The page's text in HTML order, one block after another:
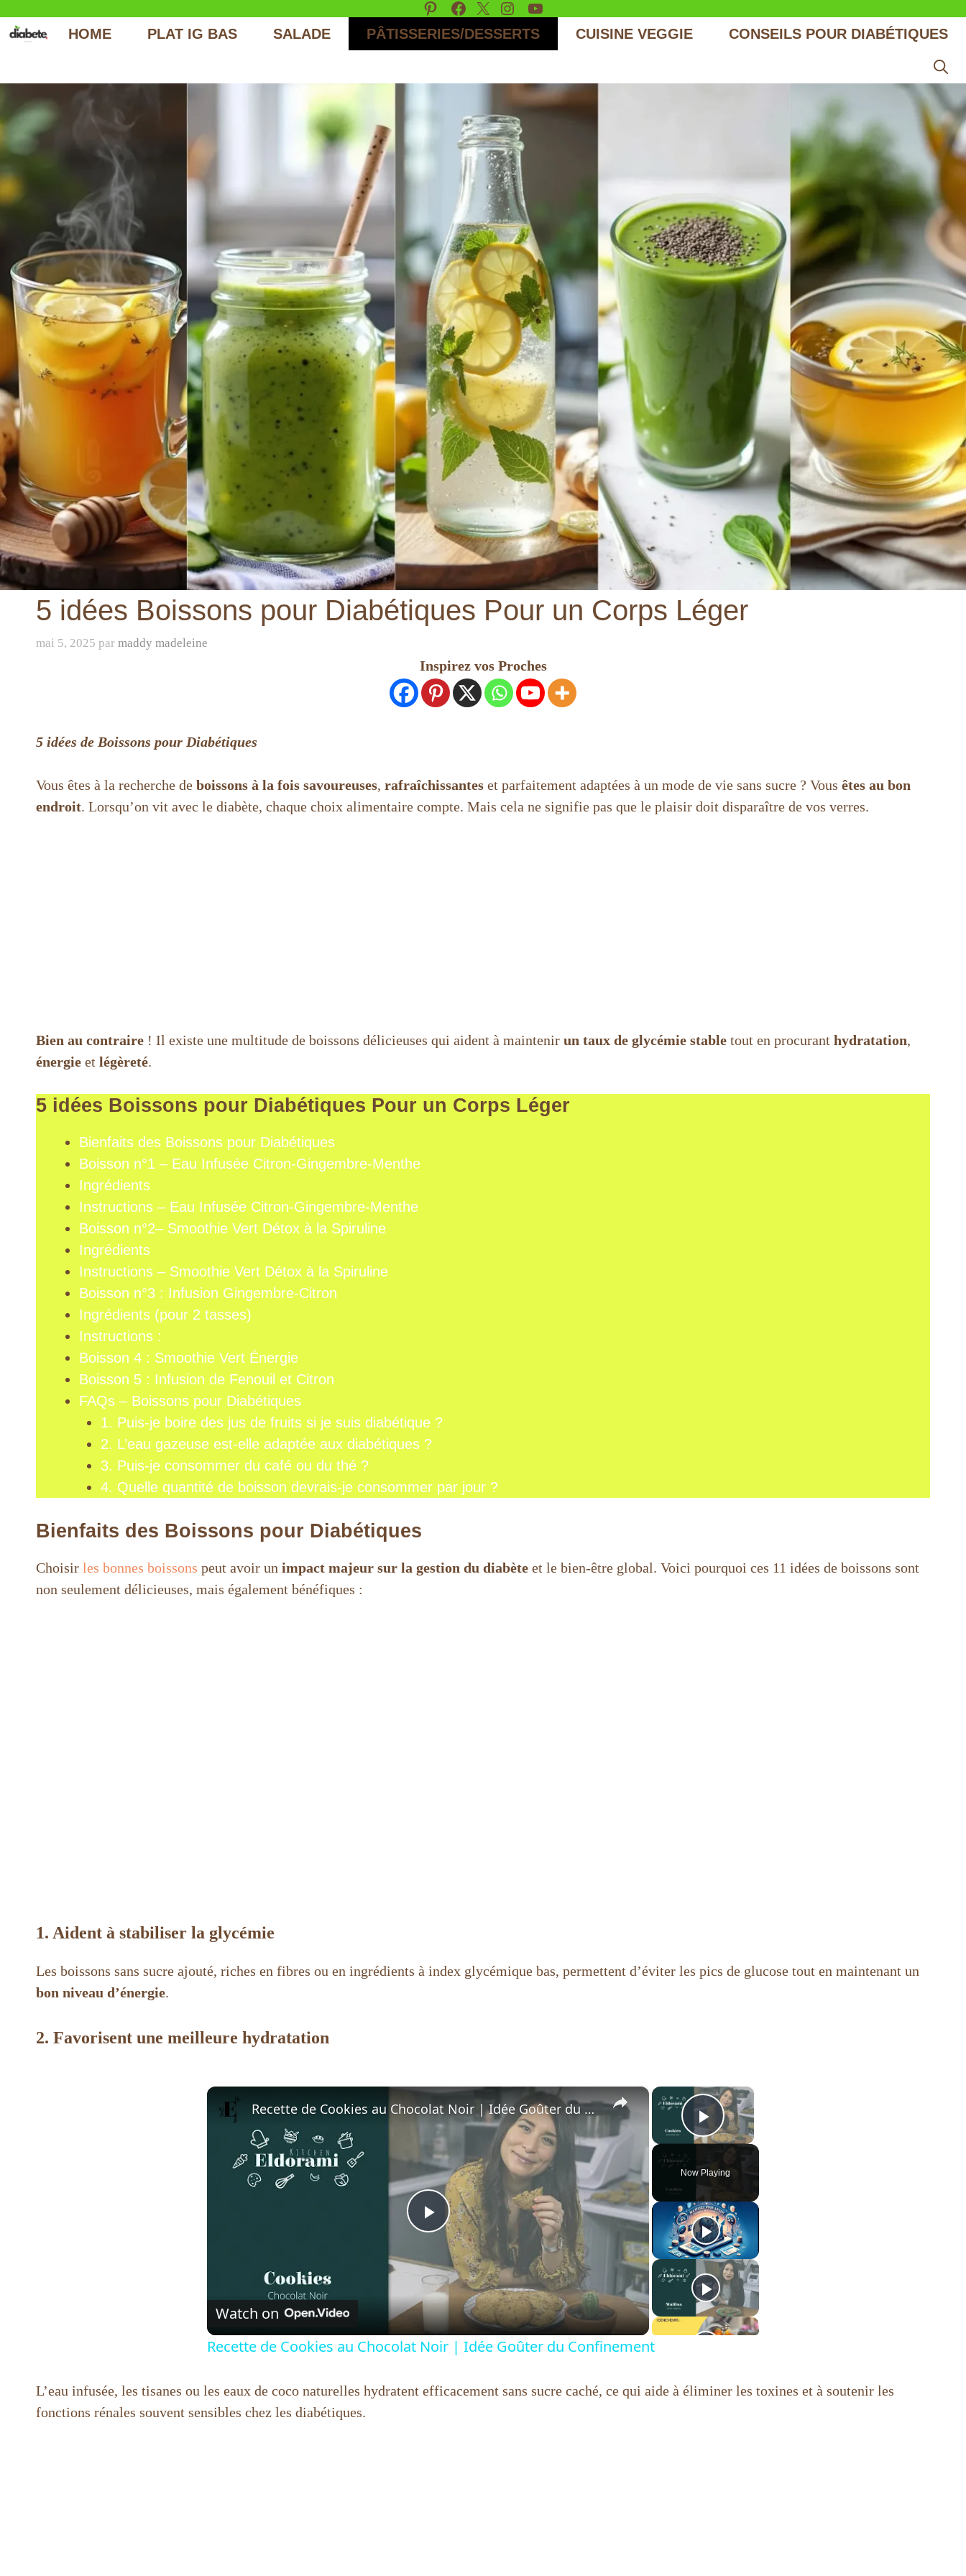
au
Pinterest
Facebook
X Instagram
YouTube
HOME PLAT IG BAS SALADE PÂTISSERIES/DESSERTS CUISINE VEGGIE CONSEILS POUR DIABÉTIQUES
5 idées Boissons pour Diabétiques Pour un Corps Léger
mai 5, 2025 par maddy madeleine
Inspirez vos Proches
5 idées de Boissons pour Diabétiques
Vous êtes à la recherche de boissons à la fois savoureuses, rafraîchissantes et parfaitement adaptées à un mode de vie sans sucre ? Vous êtes au bon
endroit. Lorsqu’on vit avec le diabète, chaque choix alimentaire compte. Mais cela ne signifie pas que le plaisir doit disparaître de vos verres.
Bien au contraire ! Il existe une multitude de boissons délicieuses qui aident à maintenir un taux de glycémie stable tout en procurant hydratation,
énergie et légèreté.
5 idées Boissons pour Diabétiques Pour un Corps Léger
Bienfaits des Boissons pour Diabétiques
Boisson n°1 – Eau Infusée Citron-Gingembre-Menthe
Ingrédients
Instructions – Eau Infusée Citron-Gingembre-Menthe
Boisson n°2– Smoothie Vert Détox à la Spiruline
Ingrédients
Instructions – Smoothie Vert Détox à la Spiruline
Boisson n°3 : Infusion Gingembre-Citron
Ingrédients (pour 2 tasses)
Instructions :
Boisson 4 : Smoothie Vert Énergie
Boisson 5 : Infusion de Fenouil et Citron
FAQs – Boissons pour Diabétiques
1. Puis-je boire des jus de fruits si je suis diabétique ?
2. L’eau gazeuse est-elle adaptée aux diabétiques ?
3. Puis-je consommer du café ou du thé ?
4. Quelle quantité de boisson devrais-je consommer par jour ?
Bienfaits des Boissons pour Diabétiques
Choisir les bonnes boissons peut avoir un impact majeur sur la gestion du diabète et le bien-être global. Voici pourquoi ces 11 idées de boissons sont
non seulement délicieuses, mais également bénéfiques :
1. Aident à stabiliser la glycémie
Les boissons sans sucre ajouté, riches en fibres ou en ingrédients à index glycémique bas, permettent d’éviter les pics de glucose tout en maintenant un
bon niveau d’énergie.
2. Favorisent une meilleure hydratation
×
Play Video
Now Playing
×
P
l
a
Recette de Cookies au Chocolat Noir | Idée Goûter du Confinement
Watch on
Recette de Cookies au Chocolat Noir | Idée Goûter du Confinement
L’eau infusée, les tisanes ou les eaux de coco naturelles hydratent efficacement sans sucre caché, ce qui aide à éliminer les toxines et à soutenir les
fonctions rénales souvent sensibles chez les diabétiques.